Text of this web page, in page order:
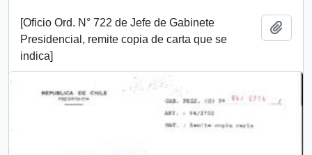
[Oficio Ord. N° 722 de Jefe de Gabinete
Presidencial, remite copia de carta que se
indica]